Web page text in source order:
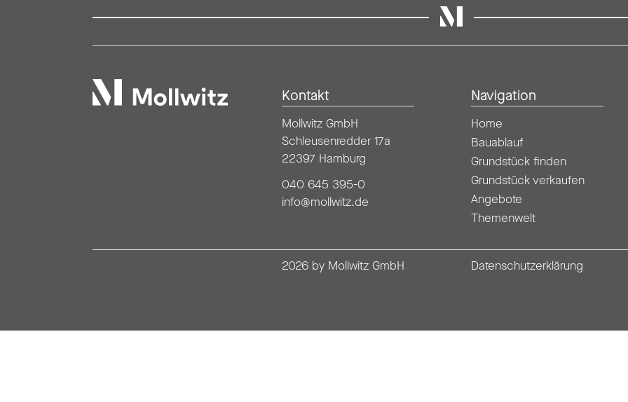
Mollwitz
Kontakt
Mollwitz GmbH
Schleusenredder 17a
22397 Hamburg
040 645 395-0
info@mollwitz.de
Navigation
Home
Bauablauf
Grundstück finden
Grundstück verkaufen
Angebote
Themenwelt
2026 by Mollwitz GmbH Datenschutzerklärung